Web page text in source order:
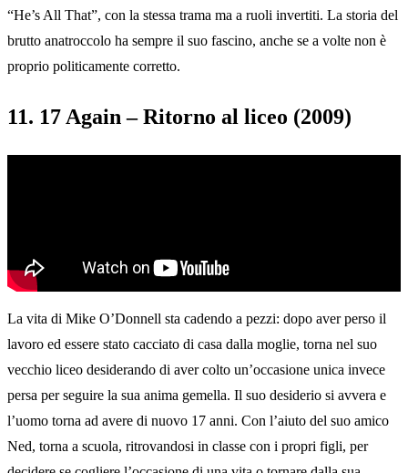
“He’s All That”, con la stessa trama ma a ruoli invertiti. La storia del
brutto anatroccolo ha sempre il suo fascino, anche se a volte non è
proprio politicamente corretto.
11. 17 Again – Ritorno al liceo (2009)
La vita di Mike O’Donnell sta cadendo a pezzi: dopo aver perso il
lavoro ed essere stato cacciato di casa dalla moglie, torna nel suo
vecchio liceo desiderando di aver colto un’occasione unica invece
persa per seguire la sua anima gemella. Il suo desiderio si avvera e
l’uomo torna ad avere di nuovo 17 anni. Con l’aiuto del suo amico
Ned, torna a scuola, ritrovandosi in classe con i propri figli, per